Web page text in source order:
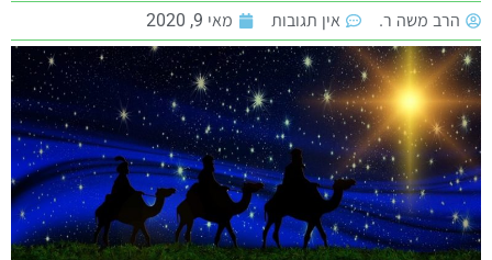
הרב משה ר. אין תגובות מאי 9, 2020